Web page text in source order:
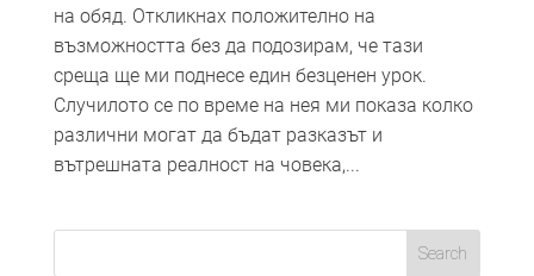
на обяд. Откликнах положително на
възможността без да подозирам, че тази
среща ще ми поднесе един безценен урок.
Случилото се по време на нея ми показа колко
различни могат да бъдат разказът и
вътрешната реалност на човека,...